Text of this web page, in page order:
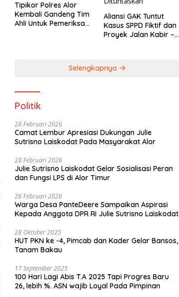
Tipikor Polres Alor
Kembali Gandeng Tim
Ahli Untuk Pemeriksa
Aliansi GAK Tuntut
Kasus SPPD Fiktif dan
Proyek Jalan Kabir –
Selengkapnya
Politik
28 Februari 2026
Camat Lembur Apresiasi Dukungan Julie
Sutrisno Laiskodat Pada Masyarakat Alor
28 Februari 2026
Julie Sutrisno Laiskodat Gelar Sosialisasi Peran
dan Fungsi LPS di Alor Timur
26 Februari 2026
Warga Desa PanteDeere Sampaikan Aspirasi
Kepada Anggota DPR RI Julie Sutrisno Laiskodat
28 Oktober 2025
HUT PKN ke -4, Pimcab dan Kader Gelar Bansos,
Tanam Bakau
17 September 2025
100 Hari Lagi Abis T.A 2025 Tapi Progres Baru
26, lebih %. ASN wajib Loyal Pada Pimpinan